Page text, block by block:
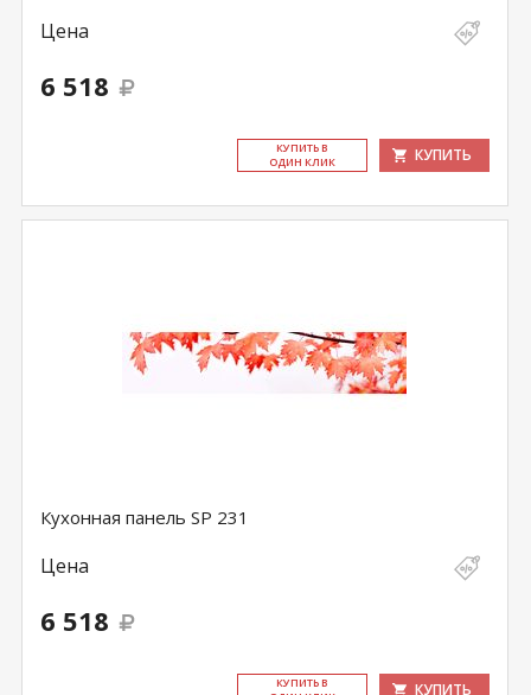
Цена
6 518
КУ­ПИТЬ В
ОДИН КЛИК
КУПИТЬ
Кухонная панель SP 231
Цена
6 518
КУ­ПИТЬ В
КУПИТЬ